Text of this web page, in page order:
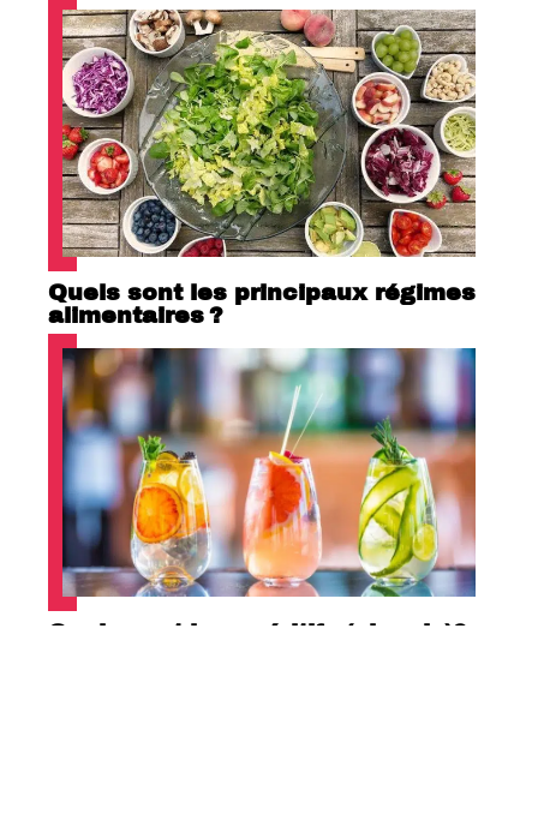
Quels sont les principaux régimes
alimentaires ?
Quels sont les apéritifs (alcools)?